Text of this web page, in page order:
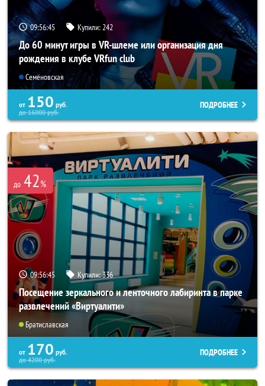
09:56:43 Купили: 242
До 60 минут игры в VR-шлеме или организация дня
рождения в клубе VRfun club
Семёновская
от 150 руб.
до16000руб.
ПОДРОБНЕЕ
до 42%
09:56:43 Купили:336
Посещение зеркального и ленточного лабиринта в парке
развлечений «Виртуалити»
Братиславская
от 170 руб.
до4200руб.
ПОДРОБНЕЕ